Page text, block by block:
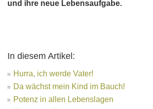
und ihre neue Lebensaufgabe.
In diesem Artikel:
Hurra, ich werde Vater!
Da wächst mein Kind im Bauch!
Potenz in allen Lebenslagen